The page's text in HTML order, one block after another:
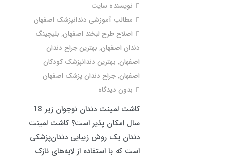
نویسنده سایت
مطالب آموزشی دندانپزشک اصفهان
اصلاح طرح لبخند اصفهان, بلیچینگ
دندان اصفهان, بهترین جراح دندان
اصفهان, بهترین دندانپزشک کودکان
اصفهان,جراح دندان پزشک اصفهان
بدون دیدگاه
کاشت لمینت دندان نوجوان زیر 18
سال امکان پذیر است؟ کاشت لمینت
دندان یک روش زیبایی دندان‌پزشکی
است که با استفاده از لایه‌های نازک